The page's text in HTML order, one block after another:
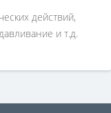
действий,
и т.д.